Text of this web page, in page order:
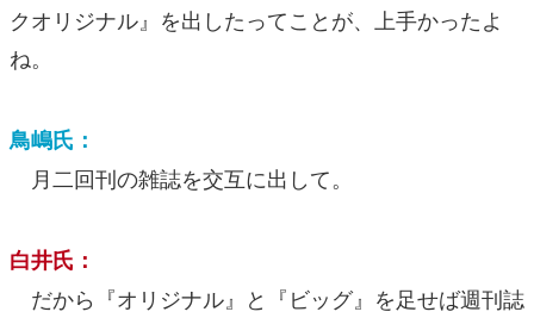
クオリジナル』を出したってことが、上手かったよ
ね。
鳥嶋氏：
月二回刊の雑誌を交互に出して。
白井氏：
だから『オリジナル』と『ビッグ』を足せば週刊誌